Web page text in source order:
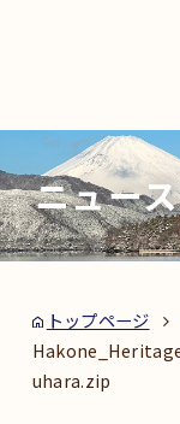
ニュース
トップページ
uhara.zip